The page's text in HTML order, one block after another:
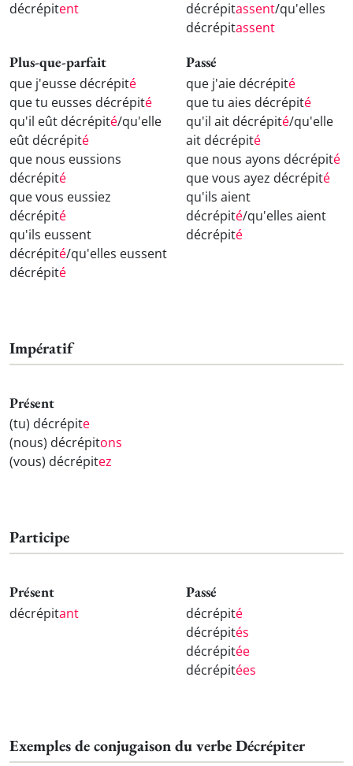
décrépitent décrépitassent/qu'elles
décrépitassent
Plus-que-parfait
que j'eusse décrépité
que tu eusses décrépité
qu'il eût décrépité/qu'elle
eût décrépité
que nous eussions
décrépité
que vous eussiez
décrépité
qu'ils eussent
décrépité/qu'elles eussent
décrépité
Passé
que j'aie décrépité
que tu aies décrépité
qu'il ait décrépité/qu'elle
ait décrépité
que nous ayons décrépité
que vous ayez décrépité
qu'ils aient
décrépité/qu'elles aient
décrépité
Impératif
Présent
(tu) décrépite
(nous) décrépitons
(vous) décrépitez
Participe
Présent
décrépitant
Passé
décrépité
décrépités
décrépitée
décrépitées
Exemples de conjugaison du verbe Décrépiter